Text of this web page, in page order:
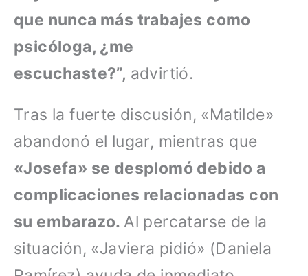
que nunca más trabajes como
psicóloga, ¿me
escuchaste?”, advirtió.
Tras la fuerte discusión, «Matilde»
abandonó el lugar, mientras que
«Josefa» se desplomó debido a
complicaciones relacionadas con
su embarazo.Al percatarse de la
situación, «Javiera pidió» (Daniela